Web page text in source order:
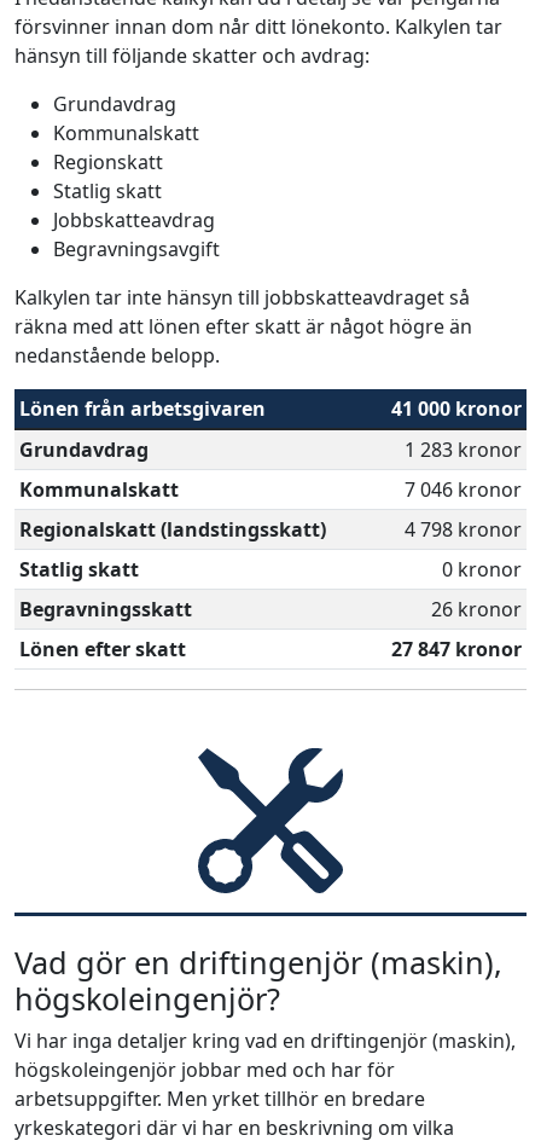
försvinner innan dom når ditt lönekonto. Kalkylen tar
hänsyn till följande skatter och avdrag:
Grundavdrag
Kommunalskatt
Regionskatt
Statlig skatt
Jobbskatteavdrag
Begravningsavgift
Kalkylen tar inte hänsyn till jobbskatteavdraget så
räkna med att lönen efter skatt är något högre än
nedanstående belopp.
Lönen från arbetsgivaren
41 000 kronor
Grundavdrag
1 283 kronor
Kommunalskatt
7 046 kronor
Regionalskatt (landstingsskatt)
4 798 kronor
Statlig skatt
0 kronor
Begravningsskatt
26 kronor
Lönen efter skatt
27 847 kronor
Vad gör en driftingenjör (maskin),
högskoleingenjör?
Vi har inga detaljer kring vad en driftingenjör (maskin),
högskoleingenjör jobbar med och har för
arbetsuppgifter. Men yrket tillhör en bredare
yrkeskategori där vi har en beskrivning om vilka